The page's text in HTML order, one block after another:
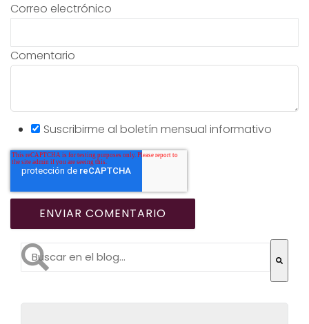
Correo electrónico
Comentario
Suscribirme al boletín mensual informativo
Esto es un campo de búsqueda con una función de